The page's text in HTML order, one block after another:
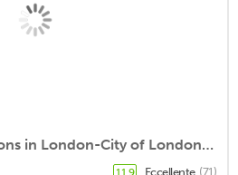
Apartment for 4 persons in London-City of London, England (London)<BR>1 bedroom, 1 bathroom, dishwasm2
11,9 Eccellente (71)